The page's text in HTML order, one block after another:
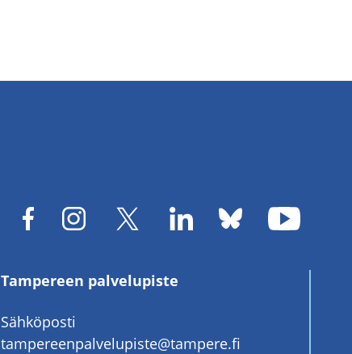
Tampereen palvelupiste
Sähköposti
tampereenpalvelupiste@tampere.fi